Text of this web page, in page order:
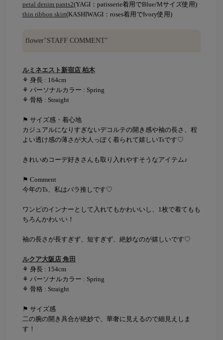
petal denim pants2(YAGI：patisserie着用でBlue/Mサイズ使用)
thin ribbon skirt(KASHIWAGI：roses着用でIvory使用)
flower"STAFF COMMENT"
ルミネエスト新宿店 柏木
⚘ 身長 : 164cm
⚘ パーソナルカラー : Spring
⚘ 骨格 : Straight
⚑ サイズ感・着心地
カジュアルになりすぎないデコルテの開き感や袖の長さ、程
よい透け感の薄さが大人っぽく着られて嬉しいTsです♡
きれいめコーデ好きさんも取り入れやすそうなアイテム♪
⚑ Comment
今年のTs、私はバラ推しです♡
ワンピのインナーとして入れてもかわいいし、1枚で着てもも
ちろんかわいい！
袖の長さが長すぎず、短すぎず、絶妙なのが嬉しいです♡
ルクア大阪店 角田
⚘ 身長 : 154cm
⚘ パーソナルカラー : Spring
⚘ 骨格 : Straight
⚑ サイズ感
二の腕の開き具合が絶妙で、華奢に見えるので細見えしま
す！